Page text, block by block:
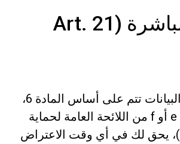
الدعاية المباشرة (Art. 21
إذا كانت معالجة البيانات تتم على أساس المادة 6،
الفقرة 1، الحرف e أو f من اللائحة العامة لحماية
البيانات (DSGVO)، يحق لك في أي وقت الاعتراض